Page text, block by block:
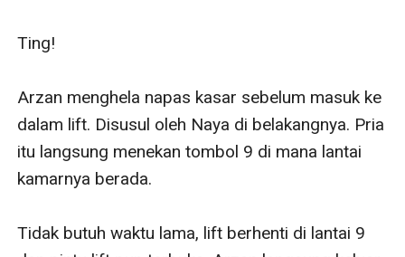
Ting!
Arzan menghela napas kasar sebelum masuk ke
dalam lift. Disusul oleh Naya di belakangnya. Pria
itu langsung menekan tombol 9 di mana lantai
kamarnya berada.
Tidak butuh waktu lama, lift berhenti di lantai 9